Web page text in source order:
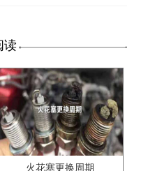
读
火花塞更换周期